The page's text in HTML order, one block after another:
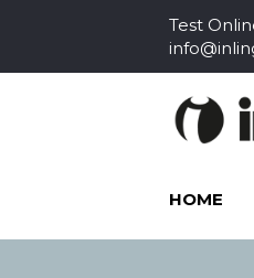
Test
HOME